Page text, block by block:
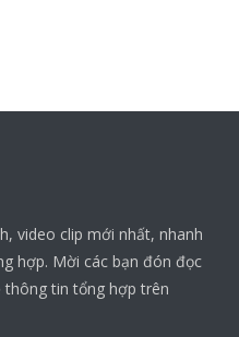
video clip mới nhất, nhanh
hợp. Mời các bạn đón đọc
thông tin tổng hợp trên